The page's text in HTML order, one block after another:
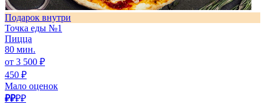
Подарок внутри
Точка еды №1
Пицца
80 мин.
от 3 500 ₽
450 ₽
Мало оценок
₽₽₽₽